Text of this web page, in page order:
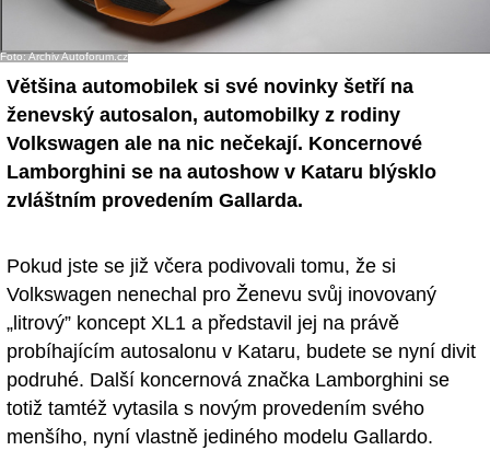
Diskuzní fórum
Sledujte nás!
Foto: Archiv Autoforum.cz
Většina automobilek si své novinky šetří na
ženevský autosalon, automobilky z rodiny
Volkswagen ale na nic nečekají. Koncernové
Lamborghini se na autoshow v Kataru blýsklo
zvláštním provedením Gallarda.
Pokud jste se již včera podivovali tomu, že si
Volkswagen nenechal pro Ženevu svůj inovovaný
„litrový” koncept XL1 a představil jej na právě
probíhajícím autosalonu v Kataru, budete se nyní divit
podruhé. Další koncernová značka Lamborghini se
totiž tamtéž vytasila s novým provedením svého
menšího, nyní vlastně jediného modelu Gallardo.